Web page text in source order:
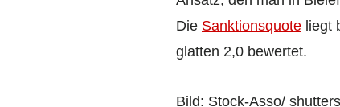
Die Sanktionsquote liegt
glatten 2,0 bewertet.
Bild: Stock-Asso/